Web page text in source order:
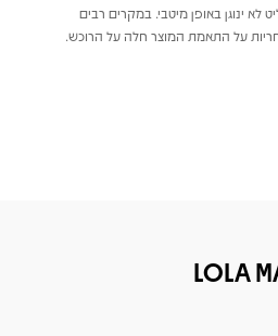
ינוגן באופן מיטבי. במקרים רבים
על התאמת המוצר חלה על הרוכש.